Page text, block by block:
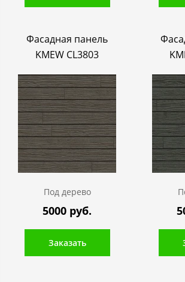
Фасадная панель
KMEW CL3803
Под дерево
5000 руб.
Заказать